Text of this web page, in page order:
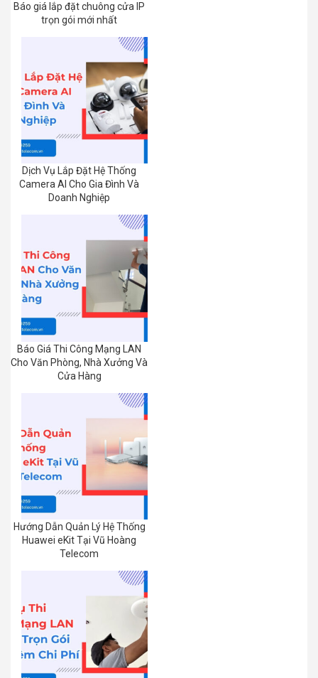
Báo giá lắp đặt chuông cửa IP
trọn gói mới nhất
Dịch Vụ Lắp Đặt Hệ Thống
Camera AI Cho Gia Đình Và
Doanh Nghiệp
Báo Giá Thi Công Mạng LAN
Cho Văn Phòng, Nhà Xưởng Và
Cửa Hàng
Hướng Dẫn Quản Lý Hệ Thống
Huawei eKit Tại Vũ Hoàng
Telecom